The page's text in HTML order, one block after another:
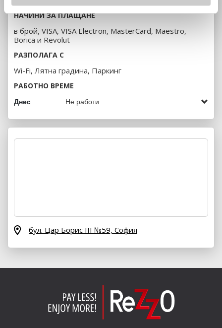
НАЧИНИ ЗА ПЛАЩАНЕ
в брой, VISA, VISA Electron, MasterCard, Maestro,
Borica и Revolut
РАЗПОЛАГА С
Wi-Fi, Лятна градина, Паркинг
РАБОТНО ВРЕМЕ
Днес Не работи
бул. Цар Борис III №59, София